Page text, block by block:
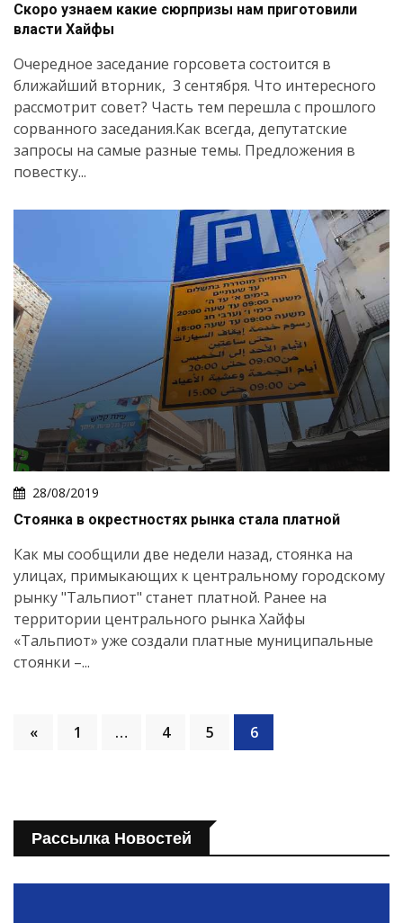
Искать
Скоро узнаем какие сюрпризы нам приготовили
власти Хайфы
Очередное заседание горсовета состоится в
ближайший вторник, 3 сентября. Что интересного
рассмотрит совет? Часть тем перешла с прошлого
сорванного заседания.Как всегда, депутатские
запросы на самые разные темы. Предложения в
повестку...
28/08/2019
Стоянка в окрестностях рынка стала платной
Как мы сообщили две недели назад, стоянка на
улицах, примыкающих к центральному городскому
рынку "Тальпиот" станет платной. Ранее на
территории центрального рынка Хайфы
«Тальпиот» уже создали платные муниципальные
стоянки –...
« 1 … 4 5 6
Рассылка Новостей